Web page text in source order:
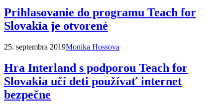
Prihlasovanie do programu Teach for
Slovakia je otvorené
25. septembra 2019Monika Hossova
Hra Interland s podporou Teach for
Slovakia učí deti používať internet
bezpečne